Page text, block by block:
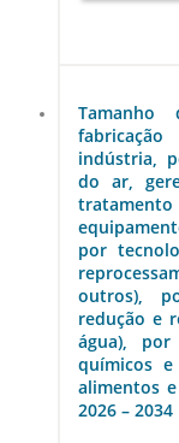
indústria,
do ar,
por
outros),
redução e
água),
químicos
alimentos
2026 – 2034